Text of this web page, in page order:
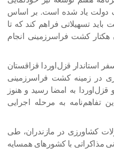
دولت یاد شده است. بر اساس
باید تسهیلاتی فراهم کند که تا
هکتار کشت فراسرزمینی انجام
بود که در سفر استاندار قزل‌اوردا قزاقستان
در زمینه کشت فراسرزمینی
قزل‌اوردا به امضا رسید و هنوز
به مرحله اجرایی
کشاورزی در مازندران، طی
مذاکراتی با کشورهای همسایه